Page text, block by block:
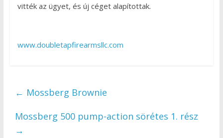
vitték az ügyet, és új céget alapítottak.
www.doubletapfirearmsllc.com
← Mossberg Brownie
Mossberg 500 pump-action sörétes 1. rész
→